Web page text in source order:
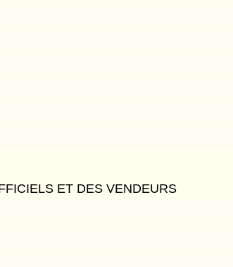
ET DES VENDEURS